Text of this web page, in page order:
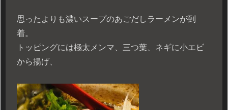
思ったよりも濃いスープのあごだしラーメンが到
着。
トッピングには極太メンマ、三つ葉、ネギに小エビ
から揚げ、